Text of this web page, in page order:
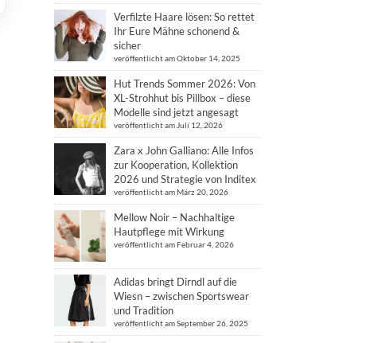
Verfilzte Haare lösen: So rettet
Ihr Eure Mähne schonend &
sicher
veröffentlicht am Oktober 14, 2025
Hut Trends Sommer 2026: Von
XL-Strohhut bis Pillbox – diese
Modelle sind jetzt angesagt
veröffentlicht am Juli 12, 2026
Zara x John Galliano: Alle Infos
zur Kooperation, Kollektion
2026 und Strategie von Inditex
veröffentlicht am März 20, 2026
Mellow Noir – Nachhaltige
Hautpflege mit Wirkung
veröffentlicht am Februar 4, 2026
Adidas bringt Dirndl auf die
Wiesn – zwischen Sportswear
und Tradition
veröffentlicht am September 26, 2025